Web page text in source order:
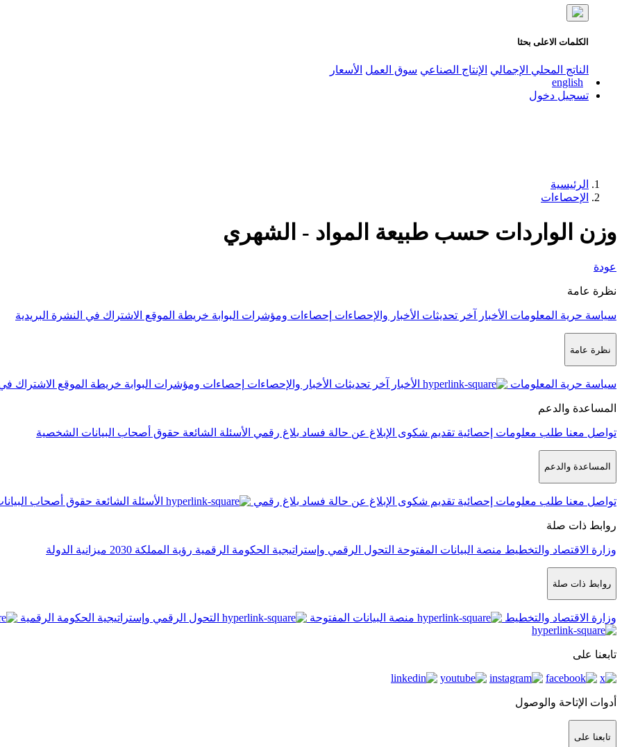
الكلمات الاعلى بحثا
الناتج المحلي الإجمالي الإنتاج الصناعي سوق العمل الأسعار
english
تسجيل دخول
الرئيسية
الإحصاءات
وزن الواردات حسب طبيعة المواد - الشهري
عودة
نظرة عامة
سياسة حرية المعلومات الأخبار آخر تحديثات الأخبار والإحصاءات إحصاءات ومؤشرات البوابة خريطة الموقع الاشتراك في النشرة البريدية
نظرة عامة
سياسة حرية المعلومات الأخبار آخر تحديثات الأخبار والإحصاءات إحصاءات ومؤشرات البوابة خريطة الموقع الاشتراك
المساعدة والدعم
تواصل معنا طلب معلومات إحصائية تقديم شكوى الإبلاغ عن حالة فساد بلاغ رقمي الأسئلة الشائعة حقوق أصحاب البيانات الشخصية
المساعدة والدعم
تواصل معنا طلب معلومات إحصائية تقديم شكوى الإبلاغ عن حالة فساد بلاغ رقمي الأسئلة الشائعة حقوق أصحاب
روابط ذات صلة
وزارة الاقتصاد والتخطيط منصة البيانات المفتوحة التحول الرقمي وإستراتيجية الحكومة الرقمية رؤية المملكة 2030 ميزانية الدولة
روابط ذات صلة
وزارة الاقتصاد والتخطيط منصة البيانات المفتوحة التحول الرقمي وإستراتيجية الحكومة الرقمية
تابعنا على
أدوات الإتاحة والوصول
تابعنا على